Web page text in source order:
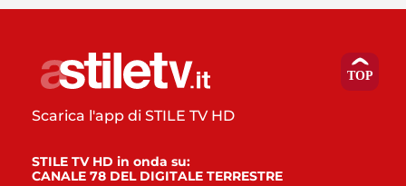
Scarica l'app di STILE TV HD
STILE TV HD in onda su:
CANALE 78 DEL DIGITALE TERRESTRE